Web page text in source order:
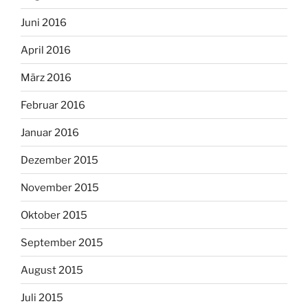
Juni 2016
April 2016
März 2016
Februar 2016
Januar 2016
Dezember 2015
November 2015
Oktober 2015
September 2015
August 2015
Juli 2015